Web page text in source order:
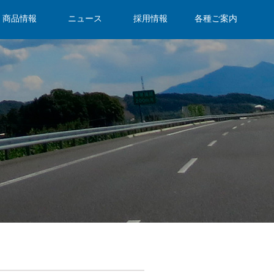
商品情報 ニュース 採用情報 各種ご案内